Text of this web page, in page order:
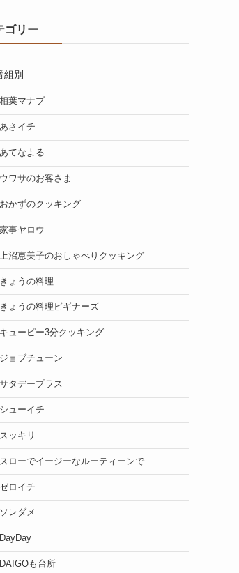
ゴリー
組別
相葉マナブ
あさイチ
あてなよる
ウワサのお客さま
おかずのクッキング
家事ヤロウ
上沼恵美子のおしゃべりクッキング
きょうの料理
きょうの料理ビギナーズ
キューピー3分クッキング
ジョブチューン
サタデープラス
シューイチ
スッキリ
スローでイージーなルーティーンで
ゼロイチ
ソレダメ
DayDay
DAIGOも台所